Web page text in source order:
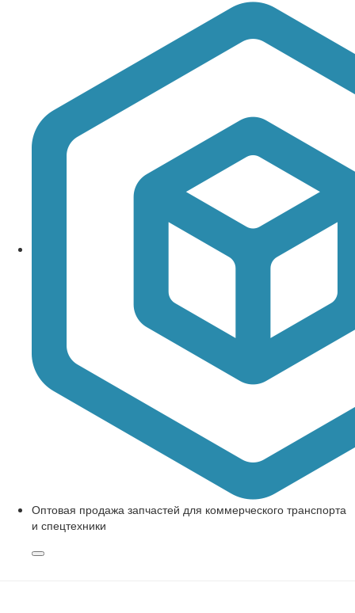
Оптовая продажа запчастей для коммерческого транспорта
и спецтехники